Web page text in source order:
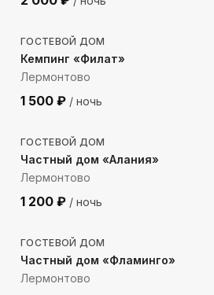
109м до моря
ГОСТЕВОЙ ДОМ
Кемпинг «Филат»
Лермонтово
1 500 ₽ / ночь
89м до моря
ГОСТЕВОЙ ДОМ
Частный дом «Алания»
Лермонтово
1 200 ₽ / ночь
149м до моря
ГОСТЕВОЙ ДОМ
Частный дом «Фламинго»
Лермонтово